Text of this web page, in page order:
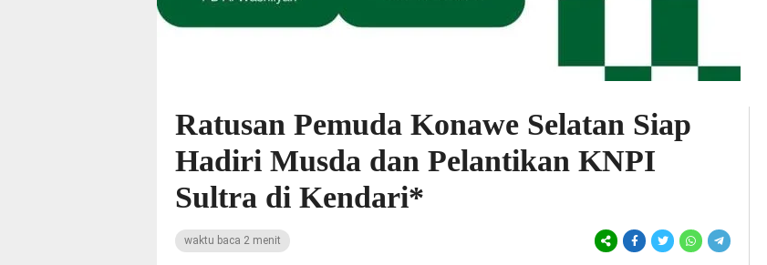
Ratusan Pemuda Konawe Selatan Siap
Hadiri Musda dan Pelantikan KNPI
Sultra di Kendari*
waktu baca 2 menit